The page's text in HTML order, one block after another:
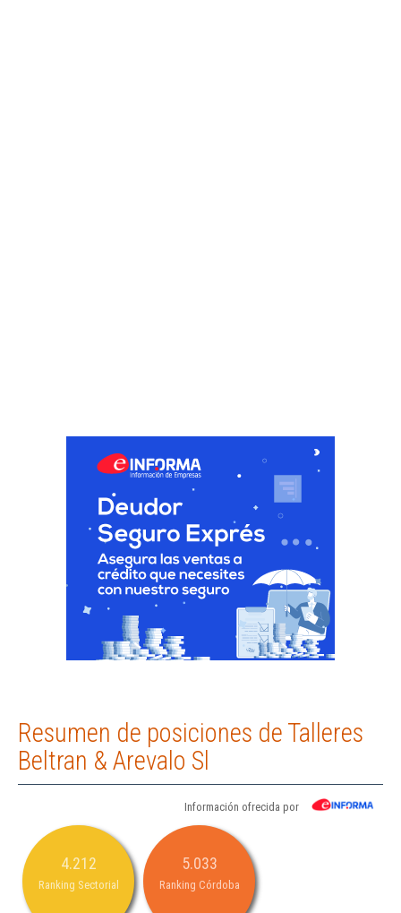
Resumen de posiciones de Talleres
Beltran & Arevalo Sl
Información ofrecida por
4.212
Ranking Sectorial
5.033
Ranking Córdoba